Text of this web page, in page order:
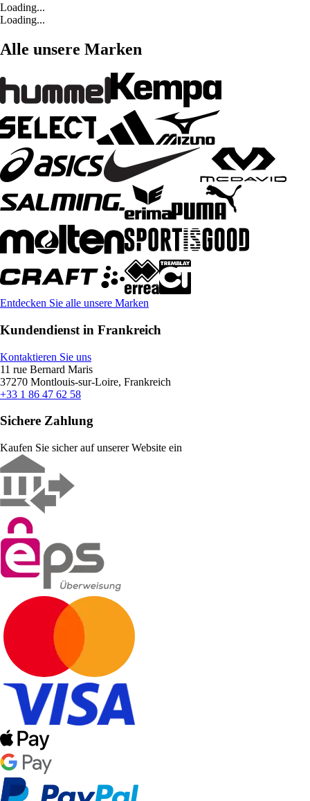
Loading...
Loading...
Alle unsere Marken
Entdecken Sie alle unsere Marken
Kundendienst in Frankreich
Kontaktieren Sie uns
11 rue Bernard Maris
37270 Montlouis-sur-Loire, Frankreich
+33 1 86 47 62 58
Sichere Zahlung
Kaufen Sie sicher auf unserer Website ein